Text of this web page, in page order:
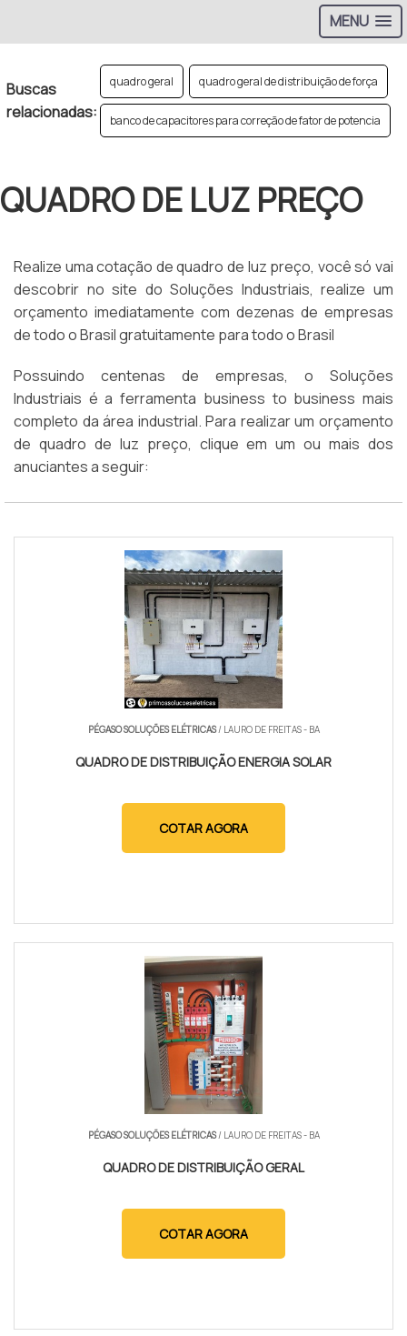
MENU
Buscas
relacionadas:
quadro geral quadro geral de distribuição de força
banco de capacitores para correção de fator de potencia
QUADRO DE LUZ PREÇO
Realize uma cotação de quadro de luz preço, você só vai
descobrir no site do Soluções Industriais, realize um
orçamento imediatamente com dezenas de empresas
de todo o Brasil gratuitamente para todo o Brasil
Possuindo centenas de empresas, o Soluções
Industriais é a ferramenta business to business mais
completo da área industrial. Para realizar um orçamento
de quadro de luz preço, clique em um ou mais dos
anuciantes a seguir:
PÉGASO SOLUÇÕES ELÉTRICAS/ LAURO DE FREITAS - BA
QUADRO DE DISTRIBUIÇÃO ENERGIA SOLAR
COTAR AGORA
PÉGASO SOLUÇÕES ELÉTRICAS/ LAURO DE FREITAS - BA
QUADRO DE DISTRIBUIÇÃO GERAL
COTAR AGORA